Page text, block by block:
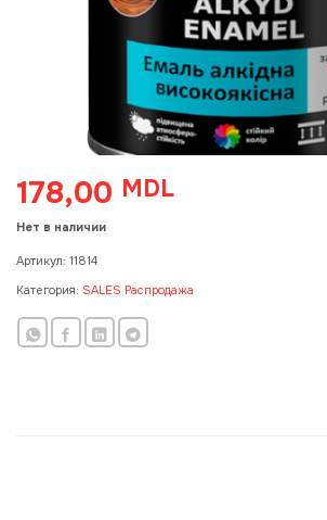
178,00 MDL
Нет в наличии
Артикул: 11814
Категория: SALES Распродажа